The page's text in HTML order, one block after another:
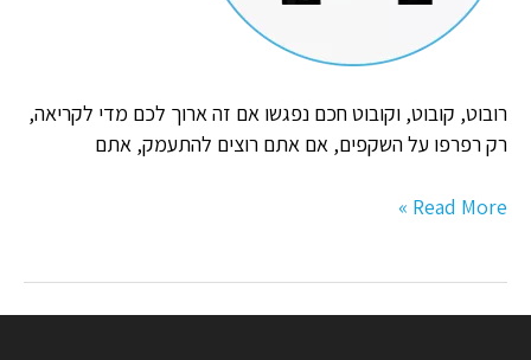
רובוט, קובוט, וקובוט חכם נפגשו אם זה ארוך לכם מדי לקריאה,
רק רפרפו על השקפים, אם אתם רוצים להתעמק, אתם
Read More »